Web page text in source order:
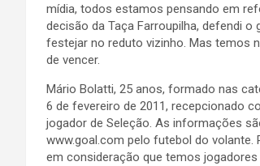
mídia, todos estamos pensando em
decisão da Taça Farroupilha, defendi
festejar no reduto vizinho. Mas temos
de vencer.
Mário Bolatti, 25 anos, formado nas
6 de fevereiro de 2011, recepcionado
jogador de Seleção. As informações
www.goal.com pelo futebol do volante.
em consideração que temos